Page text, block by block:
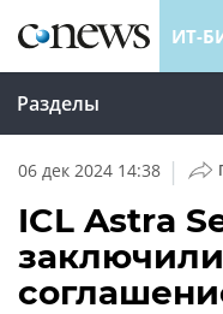
ИТ-
Разделы
06 дек 2024 14:38 |
ICL Astra